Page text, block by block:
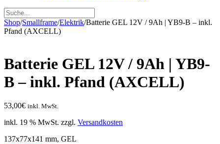
Shop/Smallframe/Elektrik/Batterie GEL 12V / 9Ah | YB9-B – inkl.
Pfand (AXCELL)
Batterie GEL 12V / 9Ah | YB9-
B – inkl. Pfand (AXCELL)
53,00€ inkl. MwSt.
inkl. 19 % MwSt. zzgl. Versandkosten
137x77x141 mm, GEL